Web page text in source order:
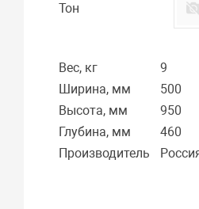
Тон
Вес, кг
9
Ширина, мм
500
Высота, мм
950
Глубина, мм
460
Производитель